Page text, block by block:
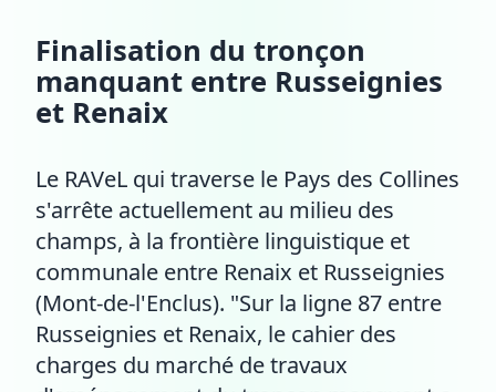
Finalisation du tronçon
manquant entre Russeignies
et Renaix
Le RAVeL qui traverse le Pays des Collines
s'arrête actuellement au milieu des
champs, à la frontière linguistique et
communale entre Renaix et Russeignies
(Mont-de-l'Enclus). "Sur la ligne 87 entre
Russeignies et Renaix, le cahier des
charges du marché de travaux